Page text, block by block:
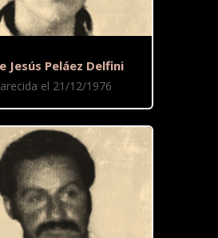
Jesús Peláez Delfini
el 21/12/1976